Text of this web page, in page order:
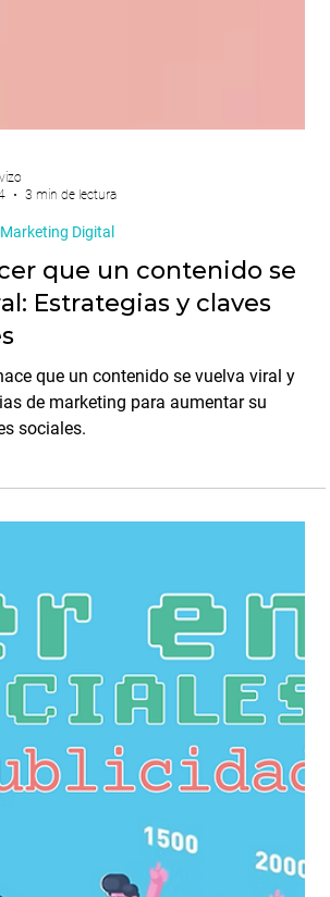
3 min de lectura
que un contenido se
Estrategias y claves
que un contenido se vuelva viral y
de marketing para aumentar su
sociales.